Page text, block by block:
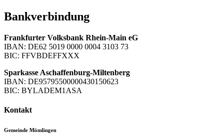
Bankverbindung
Frankfurter Volksbank Rhein-Main eG
IBAN: DE62 5019 0000 0004 3103 73
BIC: FFVBDEFFXXX
Sparkasse Aschaffenburg-Miltenberg
IBAN: DE95795500000430150623
BIC: BYLADEM1ASA
Kontakt
Gemeinde Mömlingen